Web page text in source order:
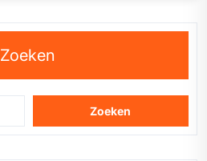
Zoeken
Zoeken